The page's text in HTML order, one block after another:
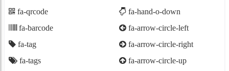
fa-qrcode
fa-barcode
fa-tag
fa-tags
fa-hand-o-down
fa-arrow-circle-left
fa-arrow-circle-right
fa-arrow-circle-up